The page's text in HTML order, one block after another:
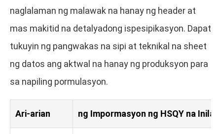
naglalaman ng malawak na hanay ng header at
mas makitid na detalyadong ispesipikasyon. Dapat
tukuyin ng pangwakas na sipi at teknikal na sheet
ng datos ang aktwal na hanay ng produksyon para
sa napiling pormulasyon.
Ari-arian ng Impormasyon ng HSQY na